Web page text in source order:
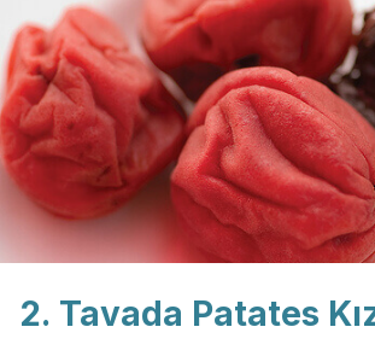
2. Tavada Patates